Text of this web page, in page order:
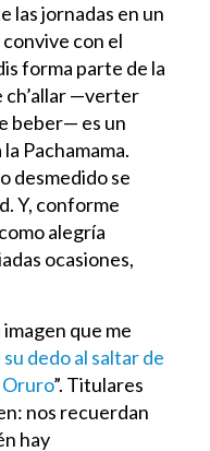
las jornadas en un
con el
forma parte de la
ch’allar —verter
beber— es un
Pachamama.
desmedido se
Y, conforme
alegría
ocasiones,
que me
dedo al saltar de
Oruro”. Titulares
nos recuerdan
hay